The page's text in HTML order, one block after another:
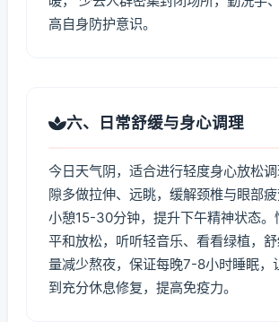
高自身防护意识。
六、日常舒缓与身心调理
今日天气阴，适合进行轻度身心放松
隙多做拉伸、远眺，缓解颈椎与眼部
小憩15-30分钟，提升下午精神状态。
平和放松，听听轻音乐、看看绿植，
量减少熬夜，保证每晚7-8小时睡眠，
到充分休息修复，提高免疫力。